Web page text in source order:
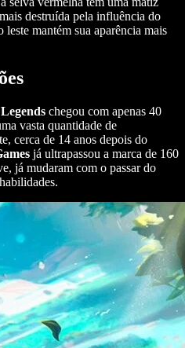
destruída pela influência do
leste mantém sua aparência mais
chegou com apenas 40
vasta quantidade de
cerca de 14 anos depois do
já ultrapassou a marca de 160
já mudaram com o passar do